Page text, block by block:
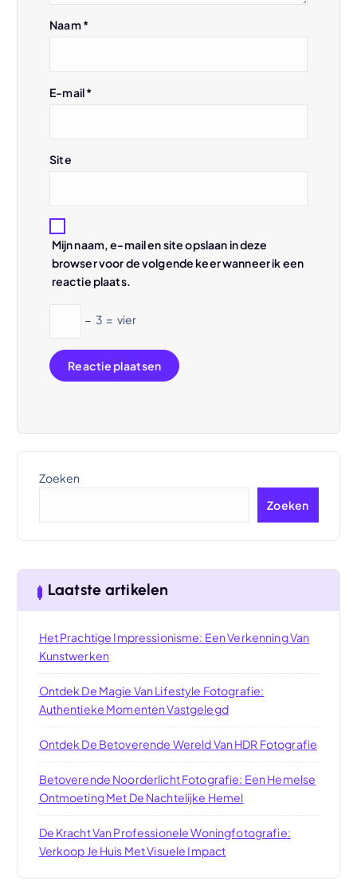
Naam*
E-mail*
Site
Mijn naam, e-mail en site opslaan in deze
browser voor de volgende keer wanneer ik een
reactie plaats.
− 3 = vier
Zoeken
Zoeken
Laatste artikelen
Het Prachtige Impressionisme: Een Verkenning Van
Kunstwerken
Ontdek De Magie Van Lifestyle Fotografie:
Authentieke Momenten Vastgelegd
Ontdek De Betoverende Wereld Van HDR Fotografie
Betoverende Noorderlicht Fotografie: Een Hemelse
Ontmoeting Met De Nachtelijke Hemel
De Kracht Van Professionele Woningfotografie:
Verkoop Je Huis Met Visuele Impact